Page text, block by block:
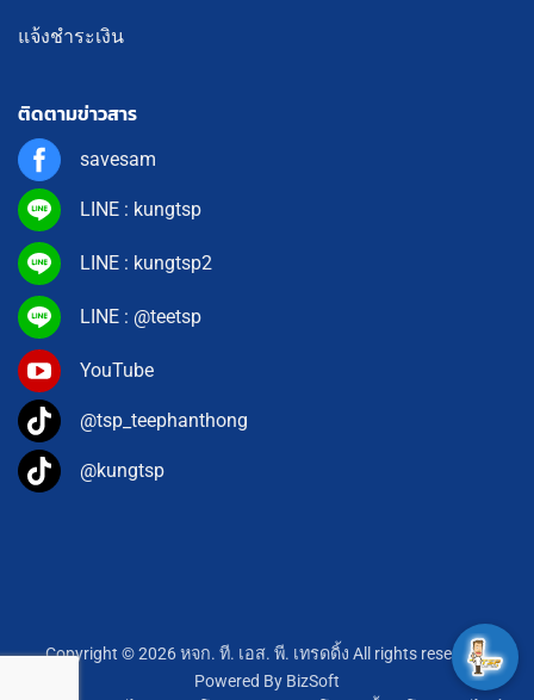
แจ้งชำระเงิน
ติดตามข่าวสาร
savesam
LINE : kungtsp
LINE : kungtsp2
LINE : @teetsp
YouTube
@tsp_teephanthong
@kungtsp
Copyright © 2026 หจก. ที. เอส. พี. เทรดดิ้ง All rights reserved.
Powered By BizSoft